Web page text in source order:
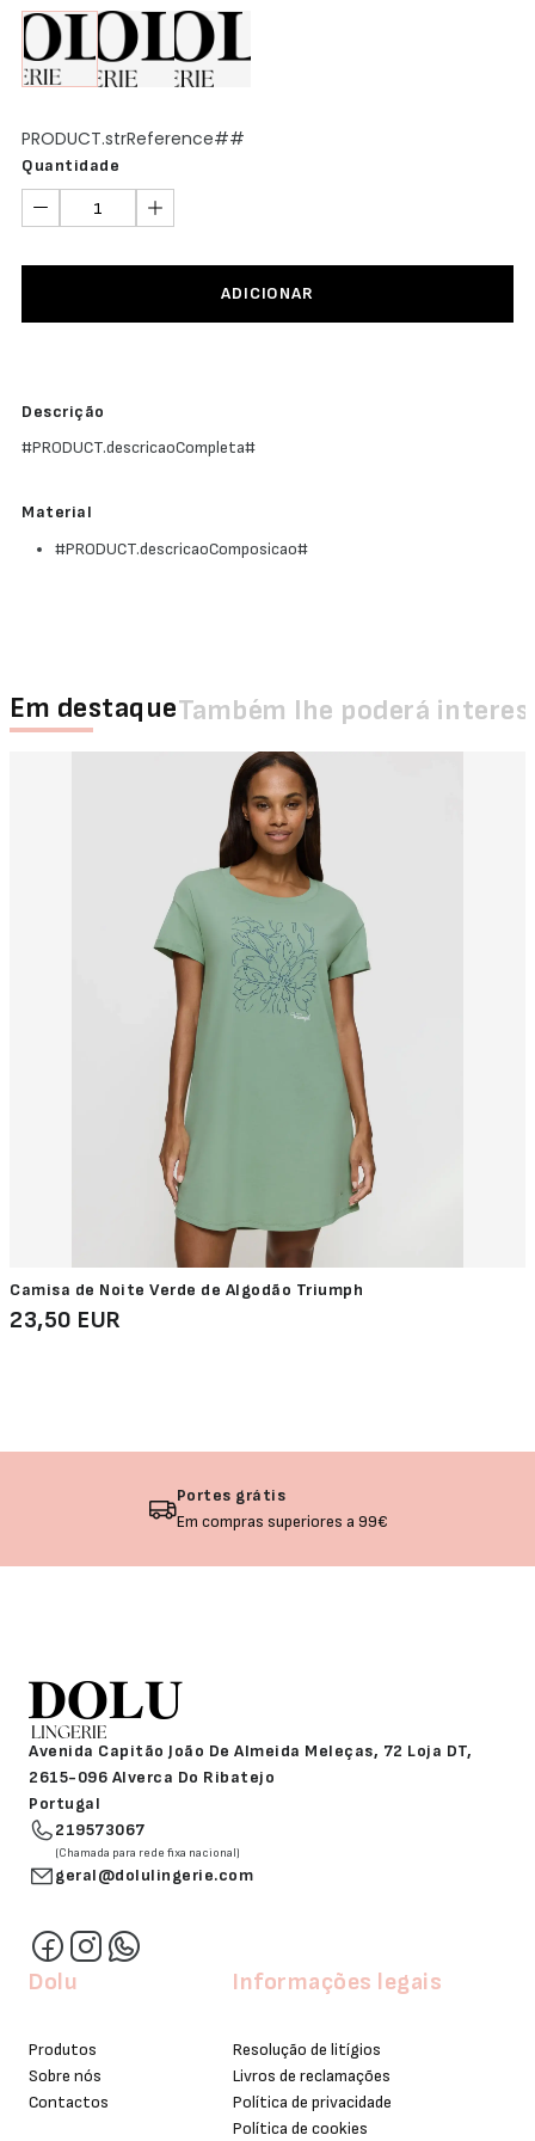
PRODUCT.strReference##
Quantidade
ADICIONAR
Descrição
#PRODUCT.descricaoCompleta#
Material
#PRODUCT.descricaoComposicao#
Em destaqueTambém lhe poderá
Camisa de Noite Verde de Algodão Triumph
23,50 EUR
Portes grátis
Em compras superiores a 99€
Avenida Capitão João De Almeida Meleças, 72 Loja DT,
2615-096 Alverca Do Ribatejo
Portugal
219573067
(Chamada para rede fixa nacional)
geral@dolulingerie.com
Dolu
Produtos
Sobre nós
Contactos
Informações legais
Resolução de litígios
Livros de reclamações
Política de privacidade
Política de cookies